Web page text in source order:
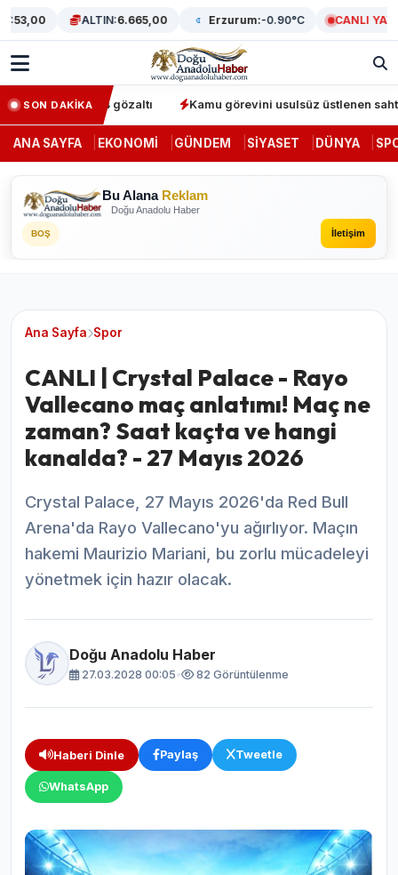
ALTIN:6.665,00 Erzurum:-0.90°C CANLI YAYIN
SON DAKİKA64 gözaltı Kamu görevini usulsüz üstlenen sahte
ANA SAYFA EKONOMI GÜNDEM SIYASET DÜNYA
Bu Alana Reklam
Doğu Anadolu Haber
BOŞ İletişim
Ana Sayfa Spor
CANLI | Crystal Palace - Rayo
Vallecano maç anlatımı! Maç ne
zaman? Saat kaçta ve hangi
kanalda? - 27 Mayıs 2026
Crystal Palace, 27 Mayıs 2026'da Red Bull
Arena'da Rayo Vallecano'yu ağırlıyor. Maçın
hakemi Maurizio Mariani, bu zorlu mücadeleyi
yönetmek için hazır olacak.
Doğu Anadolu Haber
27.03.2028 00:05• 82 Görüntülenme
Haberi Dinle Paylaş Tweetle
WhatsApp